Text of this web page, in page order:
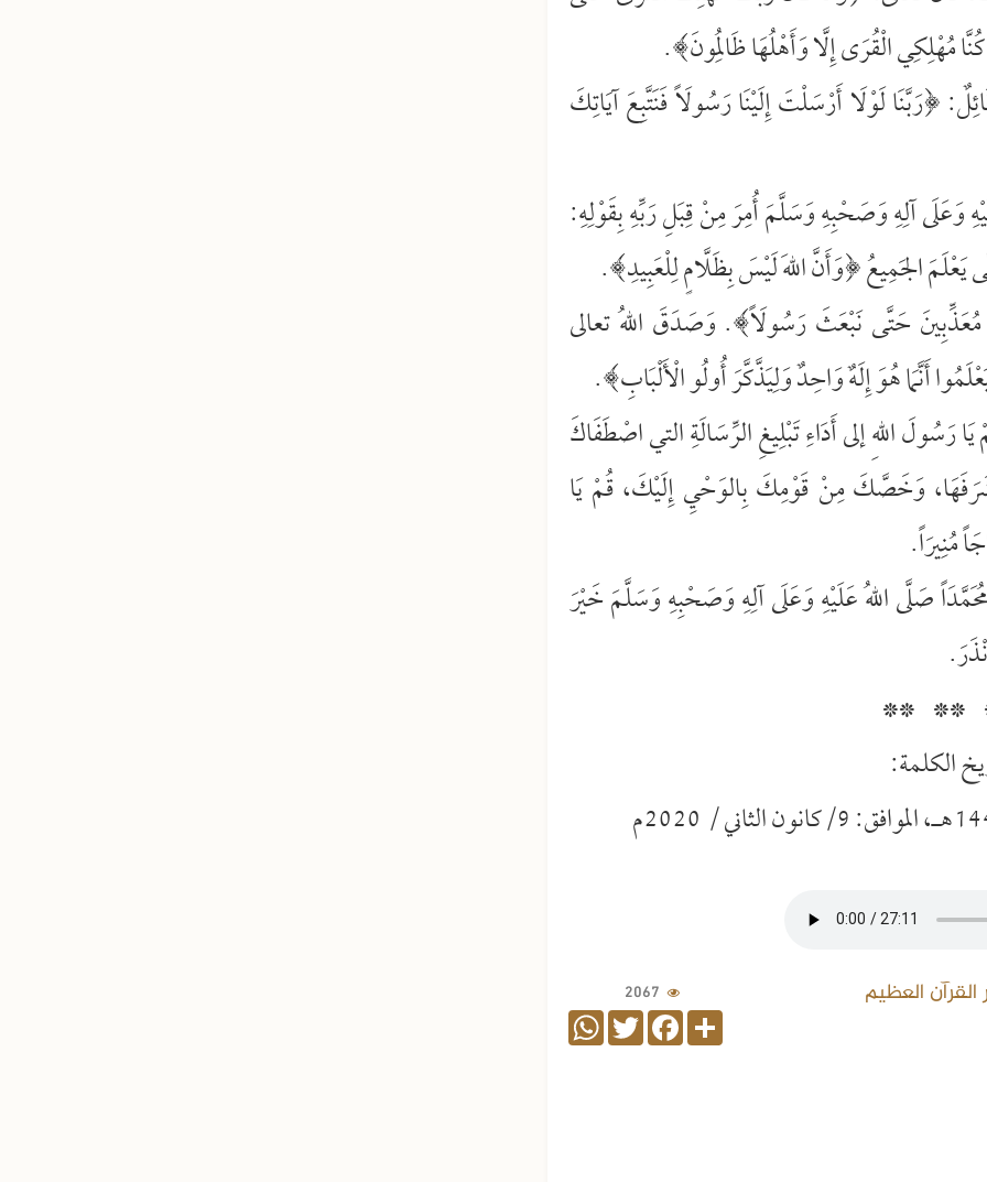
مُهْلِكِي الْقُرَى إِلَّا وَأَهْلُهَا ظَالِمُونَ﴾.
﴿رَبَّنَا لَوْلَا أَرْسَلْتَ إِلَيْنَا رَسُولَاً فَنَتَّبِعَ آيَاتِكَ
وَعَلَى آلِهِ وَصَحْبِهِ وَسَلَّمَ أُمِرَ مِنْ قِبَلِ رَبِّهِ بِقَوْلِهِ:
الجَمِيعُ ﴿وَأَنَّ اللهَ لَيْسَ بِظَلَّامٍ لِلْعَبِيدِ﴾.
مُعَذِّبِينَ حَتَّى نَبْعَثَ رَسُولَاً﴾. وَصَدَقَ اللهُ تعالى
أَنَّمَا هُوَ إِلَهٌ وَاحِدٌ وَلِيَذَّكَّرَ أُولُو الْأَلْبَابِ﴾.
اللهِ إلى أَدَاءِ تَبْلِيغِ الرِّسَالَةِ التي اصْطَفَاكَ
شَرَفَهَا، وَخَصَّكَ مِنْ قَوْمِكَ بِالوَحْيِ إِلَيْكَ، قُمْ يَا
مُنِيرَاً.
صَلَّى اللهُ عَلَيْهِ وَعَلَى آلِهِ وَصَحْبِهِ وَسَلَّمَ خَيْرَ
** **
الكلمة:
العظيم 2067
Share
Facebook
Twitter
WhatsApp